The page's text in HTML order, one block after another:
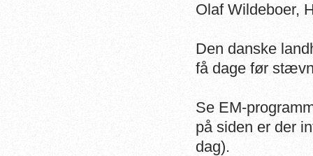
Olaf Wildeboer,
Den danske
få dage før
Se EM-
på siden er der
dag).